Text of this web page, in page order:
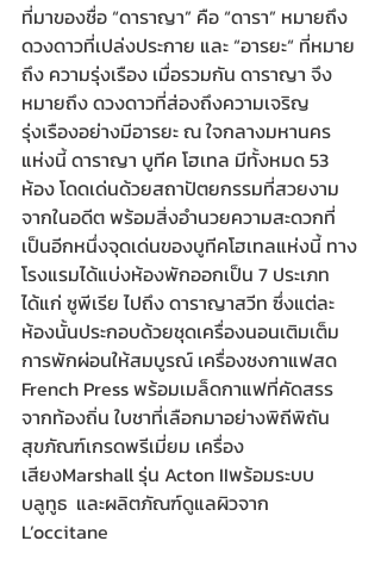
ที่มาของชื่อ “ดาราญา” คือ “ดารา” หมายถึง
ดวงดาวที่เปล่งประกาย และ “อารยะ“ ที่หมาย
ถึง ความรุ่งเรือง เมื่อรวมกัน ดาราญา จึง
หมายถึง ดวงดาวที่ส่องถึงความเจริญ
รุ่งเรืองอย่างมีอารยะ ณ ใจกลางมหานคร
แห่งนี้ ดาราญา บูทีค โฮเทล มีทั้งหมด 53
ห้อง โดดเด่นด้วยสถาปัตยกรรมที่สวยงาม
จากในอดีต พร้อมสิ่งอำนวยความสะดวกที่
เป็นอีกหนึ่งจุดเด่นของบูทีคโฮเทลแห่งนี้ ทาง
โรงแรมได้แบ่งห้องพักออกเป็น 7 ประเภท
ได้แก่ ซูพีเรีย ไปถึง ดาราญาสวีท ซึ่งแต่ละ
ห้องนั้นประกอบด้วยชุดเครื่องนอนเติมเต็ม
การพักผ่อนให้สมบูรณ์ เครื่องชงกาแฟสด
French Press พร้อมเมล็ดกาแฟที่คัดสรร
จากท้องถิ่น ใบชาที่เลือกมาอย่างพิถีพิถัน
สุขภัณฑ์เกรดพรีเมี่ยม เครื่อง
เสียงMarshall รุ่น Acton IIพร้อมระบบ
บลูทูธ  และผลิตภัณฑ์ดูแลผิวจาก
L’occitane